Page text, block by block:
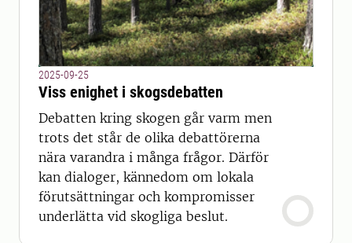
2025-09-25
Viss enighet i skogsdebatten
Debatten kring skogen går varm men
trots det står de olika debattörerna
nära varandra i många frågor. Därför
kan dialoger, kännedom om lokala
förutsättningar och kompromisser
underlätta vid skogliga beslut.